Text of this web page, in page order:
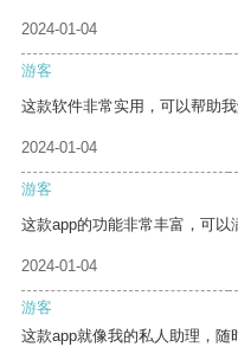
2024-01-04
游客
这款软件非常实用，可以帮助我
2024-01-04
游客
这款app的功能非常丰富，可以
2024-01-04
游客
这款app就像我的私人助理，